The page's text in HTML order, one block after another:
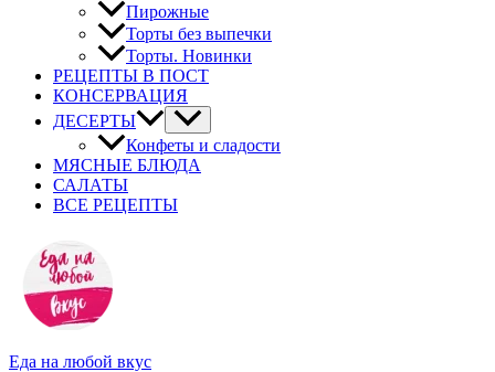
Пирожные
Торты без выпечки
Торты. Новинки
РЕЦЕПТЫ В ПОСТ
КОНСЕРВАЦИЯ
ДЕСЕРТЫ
Конфеты и сладости
МЯСНЫЕ БЛЮДА
САЛАТЫ
ВСЕ РЕЦЕПТЫ
Еда на любой вкус